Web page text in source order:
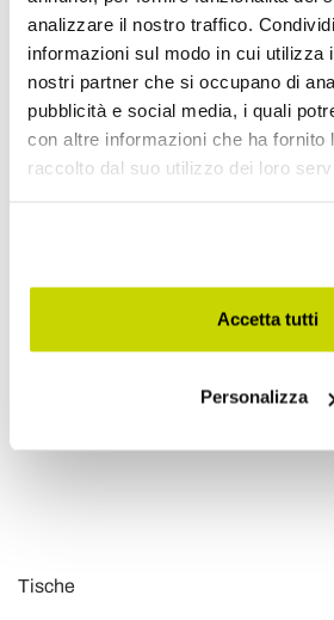
analizzare il nostro traffico.
informazioni sul modo in cui utilizza
nostri partner che si occupano di
pubblicità e social media, i quali
con altre informazioni che ha fornito
raccolto dal suo utilizzo dei loro
Accetta tutti
Personalizza
Ausziehbarer Tisch bis zu
200 cm aus gesintertem
CHF 1.055,02
Tische